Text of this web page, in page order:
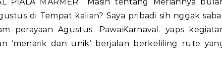
di Tempat kalian? Saya pribadi sih nggak
perayaan Agustus. PawaiKarnaval. yaps
‘menarik dan unik’ berjalan berkeliling rute